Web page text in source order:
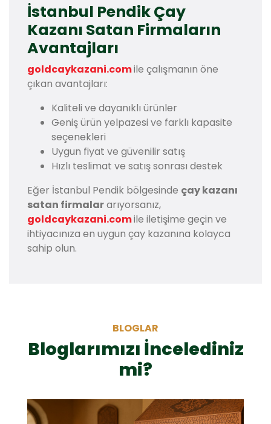
İstanbul Pendik Çay
Kazanı Satan Firmaların
Avantajları
goldcaykazani.comile çalışmanın öne
çıkan avantajları:
Kaliteli ve dayanıklı ürünler
Geniş ürün yelpazesi ve farklı kapasite
seçenekleri
Uygun fiyat ve güvenilir satış
Hızlı teslimat ve satış sonrası destek
Eğer İstanbul Pendik bölgesinde çay kazanı
satan firmalararıyorsanız,
goldcaykazani.comile iletişime geçin ve
ihtiyacınıza en uygun çay kazanına kolayca
sahip olun.
BLOGLAR
Bloglarımızı İncelediniz
mi?